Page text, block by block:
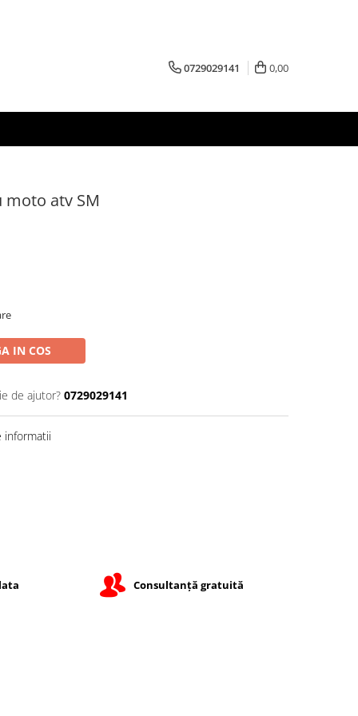
0729029141 0,00
moto atv SM
IN COS
de ajutor? 0729029141
informatii
Consultanță gratuită